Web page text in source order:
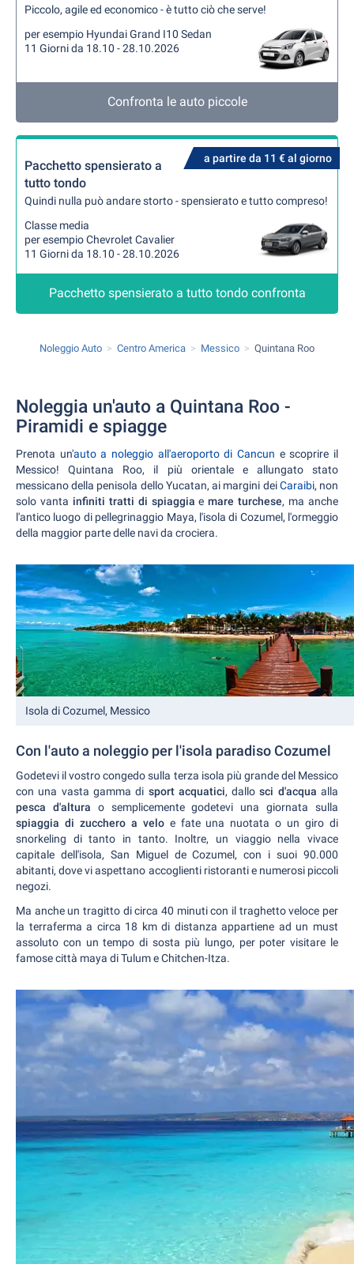
Piccolo, agile ed economico - è tutto ciò che serve!
per esempio Hyundai Grand I10 Sedan
11 Giorni da 18.10 - 28.10.2026
Confronta le auto piccole
a partire da 11 € al giorno
Pacchetto spensierato a
tutto tondo
Quindi nulla può andare storto - spensierato e tutto compreso!
Classe media
per esempio Chevrolet Cavalier
11 Giorni da 18.10 - 28.10.2026
Pacchetto spensierato a tutto tondo confronta
Noleggio Auto Centro America Messico Quintana Roo
Noleggia un'auto a Quintana Roo -
Piramidi e spiagge
Prenota un'auto a noleggio all'aeroporto di Cancun e scoprire il
Messico! Quintana Roo, il più orientale e allungato stato
messicano della penisola dello Yucatan, ai margini deiCaraibi, non
solo vanta infiniti tratti di spiaggia emare turchese, ma anche
l'antico luogo di pellegrinaggio Maya, l'isola di Cozumel, l'ormeggio
della maggior parte delle navi da crociera.
Isola di Cozumel, Messico
Con l'auto a noleggio per l'isola paradiso Cozumel
Godetevi il vostro congedo sulla terza isola più grande del Messico
con una vasta gamma di sport acquatici, dallosci d'acqua alla
pesca d'altura o semplicemente godetevi una giornata sulla
spiaggia di zucchero a veloe fate una nuotata o un giro di
snorkeling di tanto in tanto. Inoltre, un viaggio nella vivace
capitale dell'isola, San Miguel de Cozumel, con i suoi 90.000
abitanti, dove vi aspettano accoglienti ristoranti e numerosi piccoli
negozi.
Ma anche un tragitto di circa 40 minuti con il traghetto veloce per
la terraferma a circa 18 km di distanza appartiene ad un must
assoluto con un tempo di sosta più lungo, per poter visitare le
famose città maya di Tulum e Chitchen-Itza.